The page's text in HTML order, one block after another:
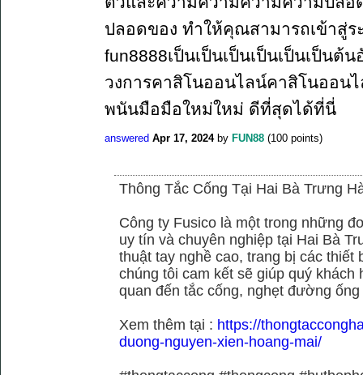
ปลอดของ ทำให้คุณสามารถเข้าสู่ร
fun8888เป็นเป็นเป็นเป็นเป็นเป็น
วงการคาสิโนออนไลน์คาสิโนออน
พนันมือมือใหม่ใหม่ ดีที่สุดได้ที่นี่
answered Apr 17, 2024 by FUN88 (100 points)
Thông Tắc Cống Tại Hai Bà Trưng
Công ty Fusico là một trong những
uy tín và chuyên nghiệp tại Hai Bà
thuật tay nghề cao, trang bị các thiết
chúng tôi cam kết sẽ giúp quý
quan đến tắc cống, nghẹt đường
Xem thêm tại : https://
duong-nguyen-xien-hoang-mai/